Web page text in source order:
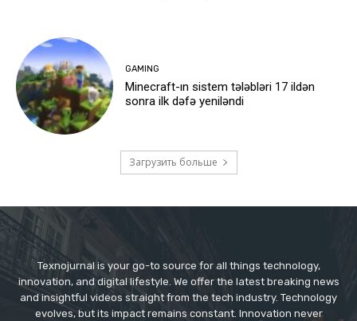
GAMING
Minecraft-ın sistem tələbləri 17 ildən
sonra ilk dəfə yeniləndi
Загрузить больше
Texnojurnal is your go-to source for all things technology,
innovation, and digital lifestyle. We offer the latest breaking news
and insightful videos straight from the tech industry. Technology
evolves, but its impact remains constant. Innovation never